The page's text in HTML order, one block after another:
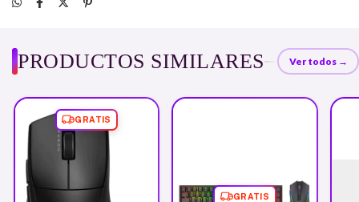
PRODUCTOS SIMILARES Ver todos →
GRATIS
GRATIS